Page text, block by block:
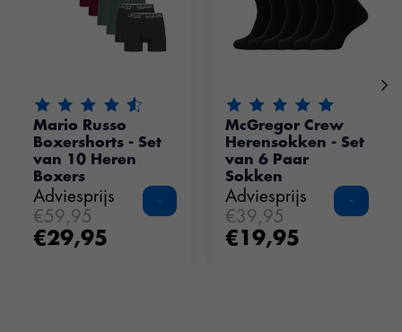
De beoordeling van dit product is 4.55 van de 5
Mario Russo
Boxershorts - Set
van 10 Heren
Boxers
Adviesprijs
€59,95
€29,95
De beoordeling van dit
McGregor Crew
Herensokken - Set
van 6 Paar
Sokken
Adviesprijs
€39,95
€19,95